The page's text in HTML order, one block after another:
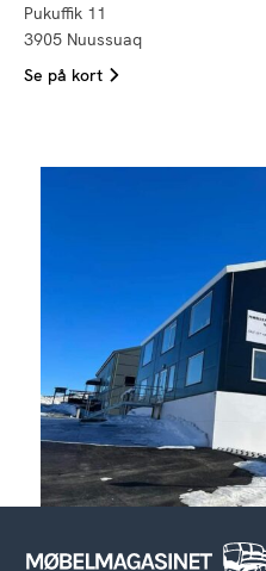
Pukuffik 11
3905 Nuussuaq
Se på kort